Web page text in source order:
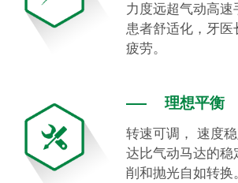
力度远超气动高速
患者舒适化，牙医
疲劳。
理想平衡
转速可调， 速度
达比气动马达的稳
削和抛光自如转换